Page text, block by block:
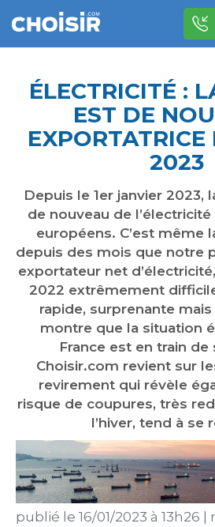
ÉLECTRICITÉ :
EST DE
EXPORTATRICE
2023
Depuis le 1er janvier 2023,
de nouveau de
européens. C’est même
depuis des mois que notre
exportateur net
2022 extrêmement
rapide, surprenante
montre que la situation
France est en train de
Choisir.com revient sur
revirement qui révèle
risque de coupures, très
l’hiver, tend à se
publié le 16/01/2023 à 13h26